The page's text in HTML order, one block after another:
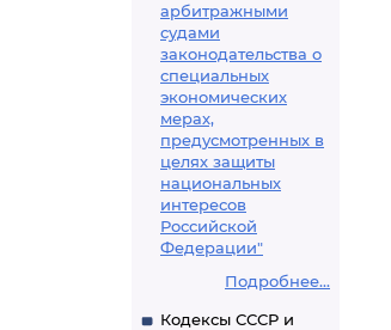
арбитражными
судами
законодательства о
специальных
экономических
мерах,
предусмотренных в
целях защиты
национальных
интересов
Российской
Федерации"
Подробнее...
Кодексы СССР и